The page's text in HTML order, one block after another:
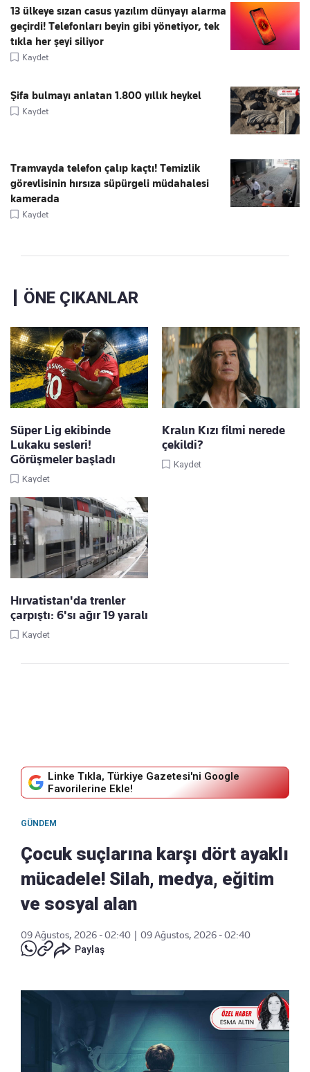
13 ülkeye sızan casus yazılım dünyayı alarma
geçirdi! Telefonları beyin gibi yönetiyor, tek
tıkla her şeyi siliyor
Kaydet
Şifa bulmayı anlatan 1.800 yıllık heykel
Kaydet
Tramvayda telefon çalıp kaçtı! Temizlik
görevlisinin hırsıza süpürgeli müdahalesi
kamerada
Kaydet
ÖNE ÇIKANLAR
Süper Lig ekibinde
Lukaku sesleri!
Görüşmeler başladı
Kaydet
Kralın Kızı filmi nerede
çekildi?
Kaydet
Hırvatistan'da trenler
çarpıştı: 6'sı ağır 19 yaralı
Kaydet
Linke Tıkla, Türkiye Gazetesi'ni Google
Favorilerine Ekle!
GÜNDEM
Çocuk suçlarına karşı dört ayaklı
mücadele! Silah, medya, eğitim
ve sosyal alan
09 Ağustos, 2026 - 02:40
09 Ağustos, 2026 - 02:40
Paylaş